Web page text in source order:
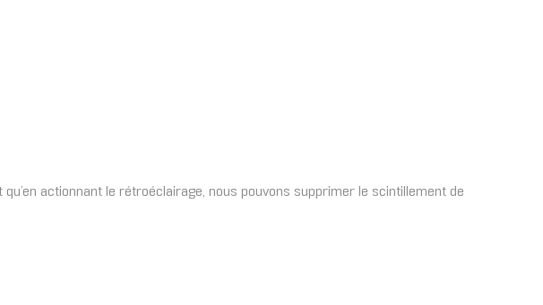
actionnant le rétroéclairage, nous pouvons supprimer le scintillement de